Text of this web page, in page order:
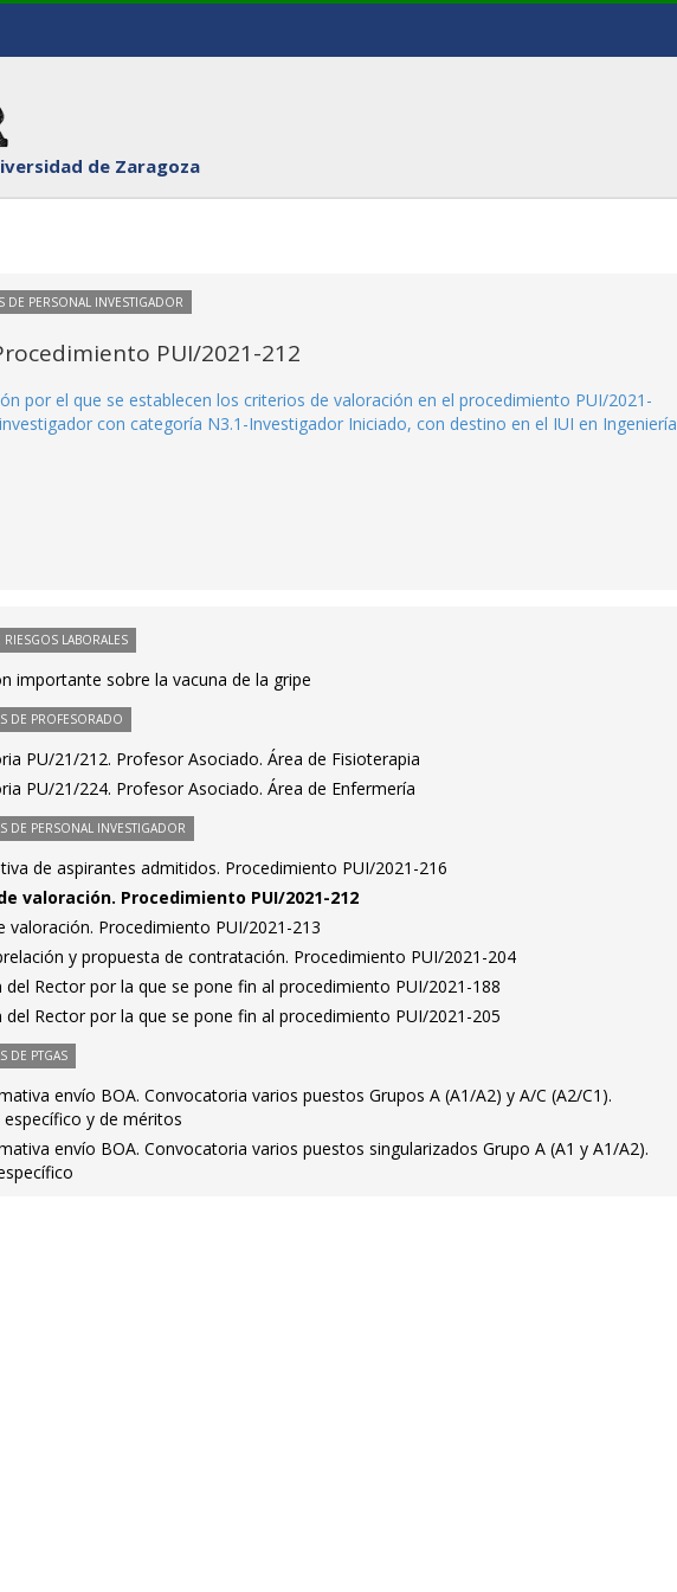
de Zaragoza
DE PERSONAL INVESTIGADOR
PUI/2021-212
por el que se establecen los criterios de valoración en el procedimiento PUI/2021-
con categoría N3.1-Investigador Iniciado, con destino en el IUI en Ingeniería
LABORALES
importante sobre la vacuna de la gripe
DE PROFESORADO
PU/21/212. Profesor Asociado. Área de Fisioterapia
PU/21/224. Profesor Asociado. Área de Enfermería
DE PERSONAL INVESTIGADOR
de aspirantes admitidos. Procedimiento PUI/2021-216
valoración. Procedimiento PUI/2021-212
valoración. Procedimiento PUI/2021-213
y propuesta de contratación. Procedimiento PUI/2021-204
del Rector por la que se pone fin al procedimiento PUI/2021-188
del Rector por la que se pone fin al procedimiento PUI/2021-205
DE PTGAS
envío BOA. Convocatoria varios puestos Grupos A (A1/A2) y A/C (A2/C1).
específico y de méritos
envío BOA. Convocatoria varios puestos singularizados Grupo A (A1 y A1/A2).